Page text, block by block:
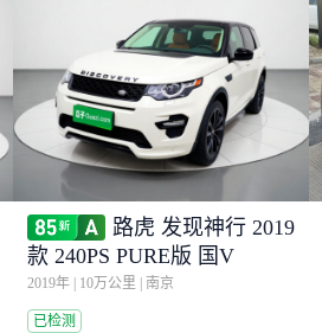
路虎 发现神行 2019
款 240PS PURE版 国V
2019年 10万公里 南京
已检测